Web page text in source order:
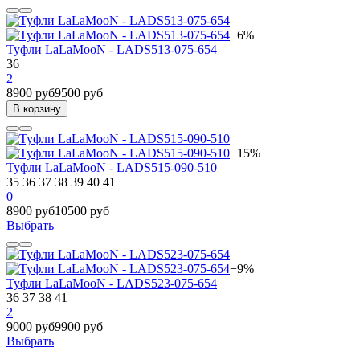
−6%
Туфли LaLaMooN - LADS513-075-654
36
2
8900 руб9500 руб
В корзину
−15%
Туфли LaLaMooN - LADS515-090-510
35 36 37 38 39 40 41
0
8900 руб10500 руб
Выбрать
−9%
Туфли LaLaMooN - LADS523-075-654
36 37 38 41
2
9000 руб9900 руб
Выбрать